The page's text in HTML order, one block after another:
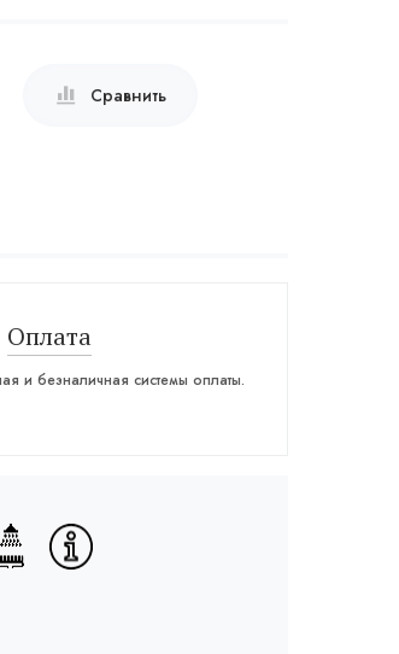
Сравнить
Оплата
и безналичная системы оплаты.